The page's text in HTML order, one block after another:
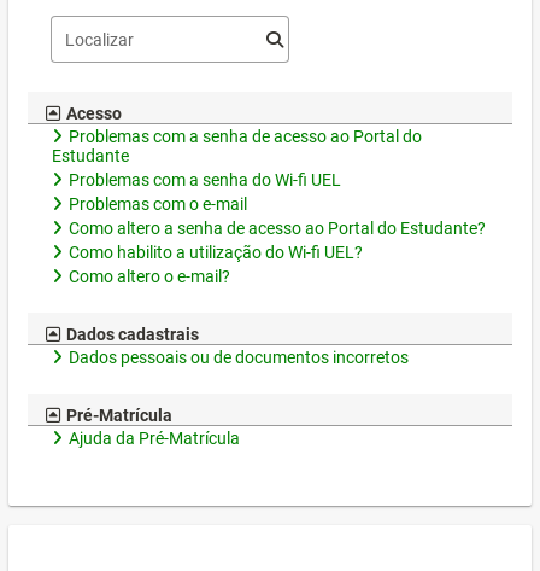
Acesso
Problemas com a senha de acesso ao Portal do
Estudante
Problemas com a senha do Wi-fi UEL
Problemas com o e-mail
Como altero a senha de acesso ao Portal do Estudante?
Como habilito a utilização do Wi-fi UEL?
Como altero o e-mail?
Dados cadastrais
Dados pessoais ou de documentos incorretos
Pré-Matrícula
Ajuda da Pré-Matrícula